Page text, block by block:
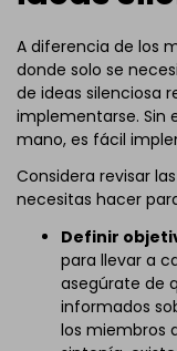
A diferencia de los
donde solo se
de ideas silenciosa
implementarse. Sin
mano, es fácil
Considera revisar
necesitas hacer
Definir
para llevar a
asegúrate de
informados
los miembros